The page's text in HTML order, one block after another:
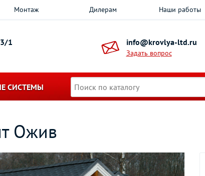
Монтаж Дилерам Наши работы
1 info@krovlya-ltd.ru
Задать вопрос
СИСТЕМЫ
Ожив